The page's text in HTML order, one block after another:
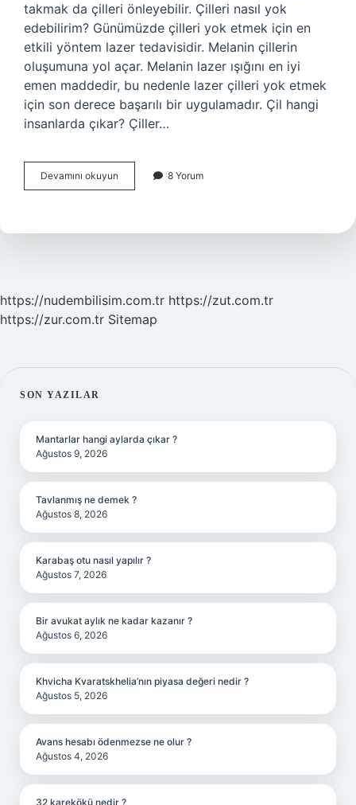
takmak da çilleri önleyebilir. Çilleri nasıl yok
edebilirim? Günümüzde çilleri yok etmek için en
etkili yöntem lazer tedavisidir. Melanin çillerin
oluşumuna yol açar. Melanin lazer ışığını en iyi
emen maddedir, bu nedenle lazer çilleri yok etmek
için son derece başarılı bir uygulamadır. Çil hangi
insanlarda çıkar? Çiller…
Devamını okuyun
Çilimiz
8 Yorum
https://nudembilisim.com.tr https://zut.com.tr
https://zur.com.tr Sitemap
SIDEBAR
SON YAZILAR
Mantarlar hangi aylarda çıkar ?
Ağustos 9, 2026
Tavlanmış ne demek ?
Ağustos 8, 2026
Karabaş otu nasıl yapılır ?
Ağustos 7, 2026
Bir avukat aylık ne kadar kazanır ?
Ağustos 6, 2026
Khvicha Kvaratskhelia’nın piyasa değeri nedir ?
Ağustos 5, 2026
Avans hesabı ödenmezse ne olur ?
Ağustos 4, 2026
32 karekökü nedir ?